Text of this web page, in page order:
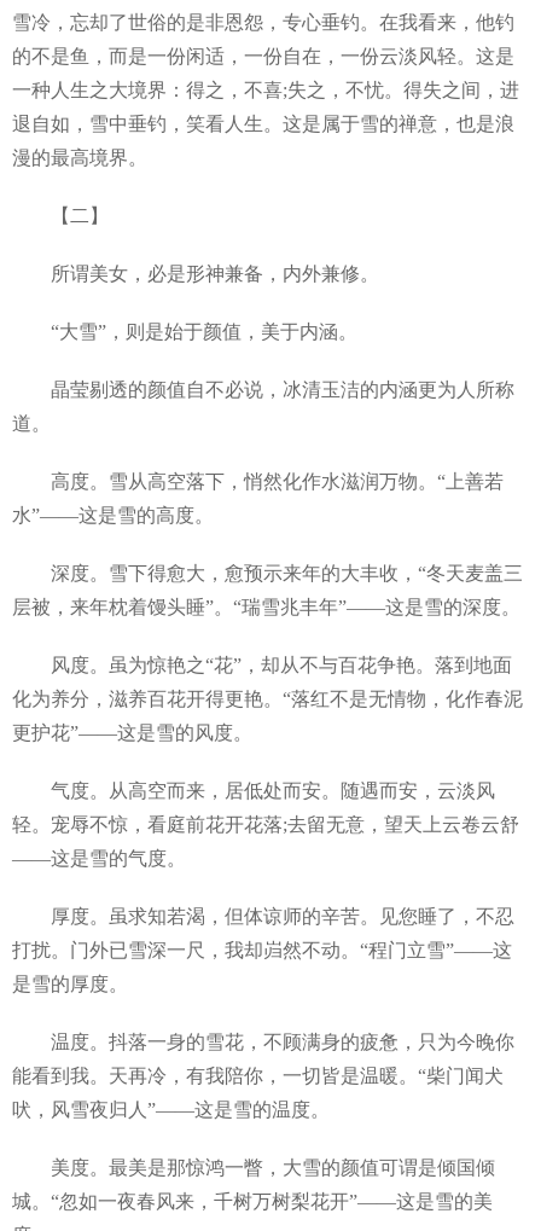
雪冷，忘却了世俗的是非恩怨，专心垂钓。在我看来，他钓
的不是鱼，而是一份闲适，一份自在，一份云淡风轻。这是
一种人生之大境界：得之，不喜;失之，不忧。得失之间，进
退自如，雪中垂钓，笑看人生。这是属于雪的禅意，也是浪
漫的最高境界。
【二】
所谓美女，必是形神兼备，内外兼修。
“大雪”，则是始于颜值，美于内涵。
晶莹剔透的颜值自不必说，冰清玉洁的内涵更为人所称
道。
高度。雪从高空落下，悄然化作水滋润万物。“上善若
水”——这是雪的高度。
深度。雪下得愈大，愈预示来年的大丰收，“冬天麦盖三
层被，来年枕着馒头睡”。“瑞雪兆丰年”——这是雪的深度。
风度。虽为惊艳之“花”，却从不与百花争艳。落到地面
化为养分，滋养百花开得更艳。“落红不是无情物，化作春泥
更护花”——这是雪的风度。
气度。从高空而来，居低处而安。随遇而安，云淡风
轻。宠辱不惊，看庭前花开花落;去留无意，望天上云卷云舒
——这是雪的气度。
厚度。虽求知若渴，但体谅师的辛苦。见您睡了，不忍
打扰。门外已雪深一尺，我却岿然不动。“程门立雪”——这
是雪的厚度。
温度。抖落一身的雪花，不顾满身的疲惫，只为今晚你
能看到我。天再冷，有我陪你，一切皆是温暖。“柴门闻犬
吠，风雪夜归人”——这是雪的温度。
美度。最美是那惊鸿一瞥，大雪的颜值可谓是倾国倾
城。“忽如一夜春风来，千树万树梨花开”——这是雪的美